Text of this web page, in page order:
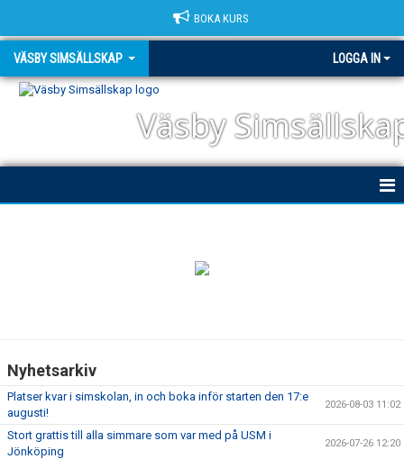
BOKA KURS
VÄSBY SIMSÄLLSKAP LOGGA IN
Väsby
TRIATHLON
KLUBBKLÄDER
Nyhetsarkiv
Platser kvar i simskolan, in och boka inför starten den 17:e
augusti!
2026-08-03 11:02
Stort grattis till alla simmare som var med på USM i
Jönköping
2026-07-26 12:20